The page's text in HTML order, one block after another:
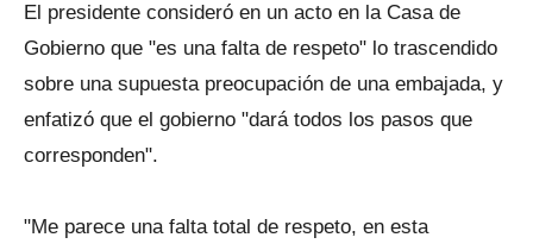
El presidente consideró en un acto en la Casa de
Gobierno que "es una falta de respeto" lo trascendido
sobre una supuesta preocupación de una embajada, y
enfatizó que el gobierno "dará todos los pasos que
corresponden".
"Me parece una falta total de respeto, en esta